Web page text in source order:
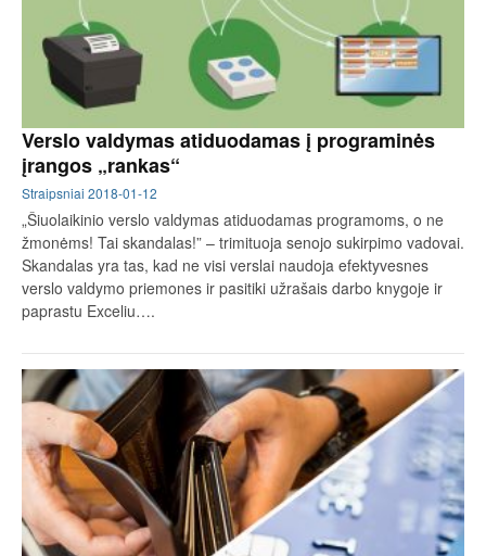
Verslo valdymas atiduodamas į programinės
įrangos „rankas“
Straipsniai 2018-01-12
„Šiuolaikinio verslo valdymas atiduodamas programoms, o ne
žmonėms! Tai skandalas!” – trimituoja senojo sukirpimo vadovai.
Skandalas yra tas, kad ne visi verslai naudoja efektyvesnes
verslo valdymo priemones ir pasitiki užrašais darbo knygoje ir
paprastu Exceliu….